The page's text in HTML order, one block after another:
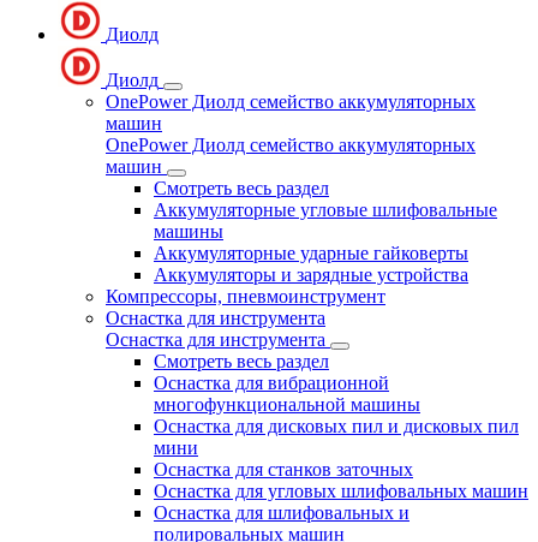
Диолд
Диолд
OnePower Диолд семейство аккумуляторных
машин
OnePower Диолд семейство аккумуляторных
машин
Смотреть весь раздел
Аккумуляторные угловые шлифовальные
машины
Аккумуляторные ударные гайковерты
Аккумуляторы и зарядные устройства
Компрессоры, пневмоинструмент
Оснастка для инструмента
Оснастка для инструмента
Смотреть весь раздел
Оснастка для вибрационной
многофункциональной машины
Оснастка для дисковых пил и дисковых пил
мини
Оснастка для станков заточных
Оснастка для угловых шлифовальных машин
Оснастка для шлифовальных и
полировальных машин